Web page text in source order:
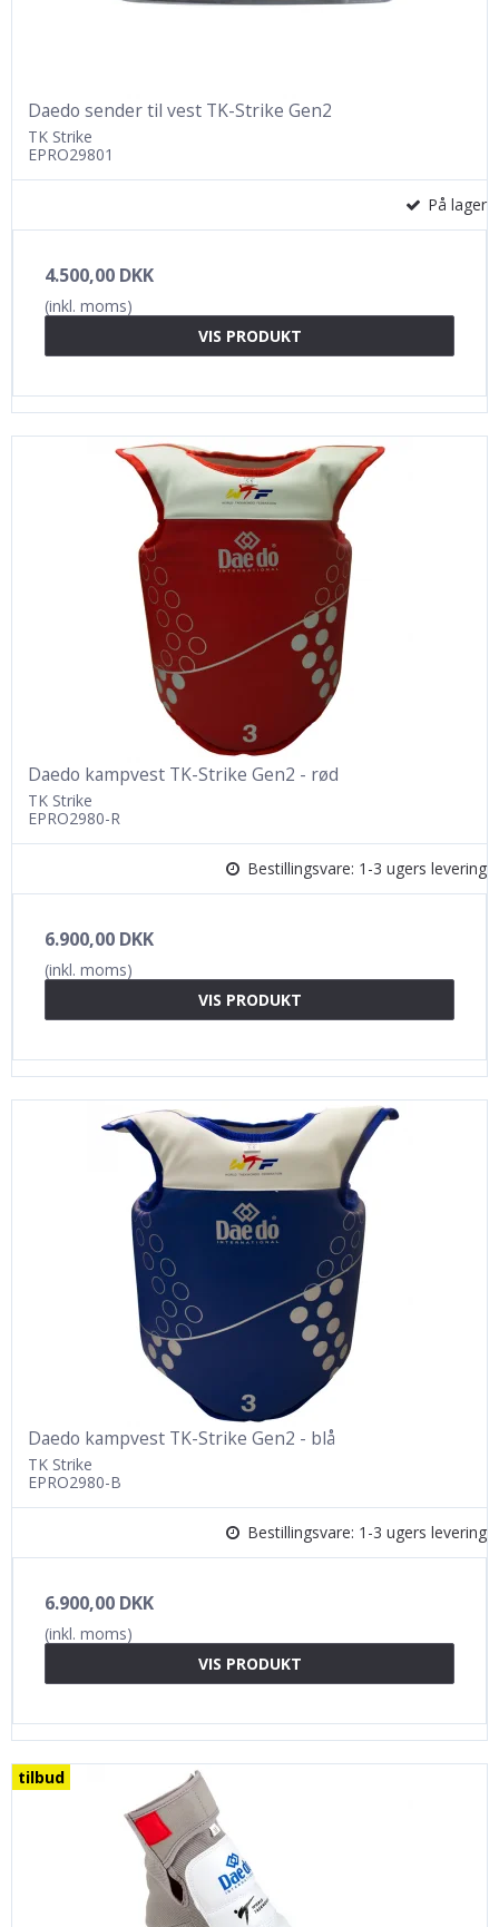
Daedo sender til vest TK-Strike Gen2
TK Strike
EPRO29801
På lager
4.500,00 DKK
(inkl. moms)
VIS PRODUKT
Daedo kampvest TK-Strike Gen2 - rød
TK Strike
EPRO2980-R
Bestillingsvare: 1-3 ugers levering
6.900,00 DKK
(inkl. moms)
VIS PRODUKT
Daedo kampvest TK-Strike Gen2 - blå
TK Strike
EPRO2980-B
Bestillingsvare: 1-3 ugers levering
6.900,00 DKK
(inkl. moms)
VIS PRODUKT
tilbud